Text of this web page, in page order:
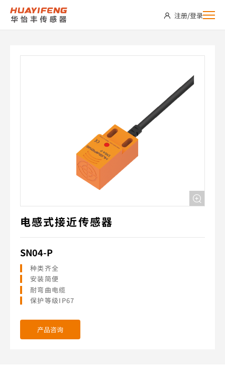
SN04-
注册/登录
电感式接近传感器
SN04-P
种类齐全
安装简便
耐弯曲电缆
保护等级IP67
产品咨询